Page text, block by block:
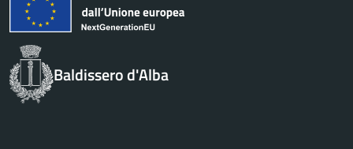
Baldissero d'Alba